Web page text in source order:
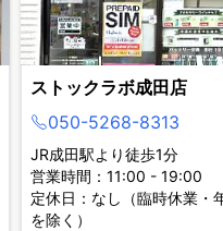
ストックラボ成田店
050-5268-8313
JR成田駅より徒歩1分
営業時間：11:00 - 19:00
定休日：なし（臨時休業・
を除く）